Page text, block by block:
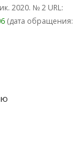
2020. № 2 URL:
(дата обращения: